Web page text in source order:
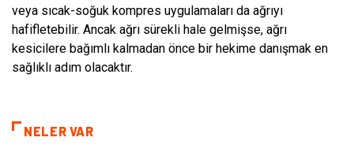
veya sıcak-soğuk kompres uygulamaları da ağrıyı
hafifletebilir. Ancak ağrı sürekli hale gelmişse, ağrı
kesicilere bağımlı kalmadan önce bir hekime danışmak en
sağlıklı adım olacaktır.
NELER VAR